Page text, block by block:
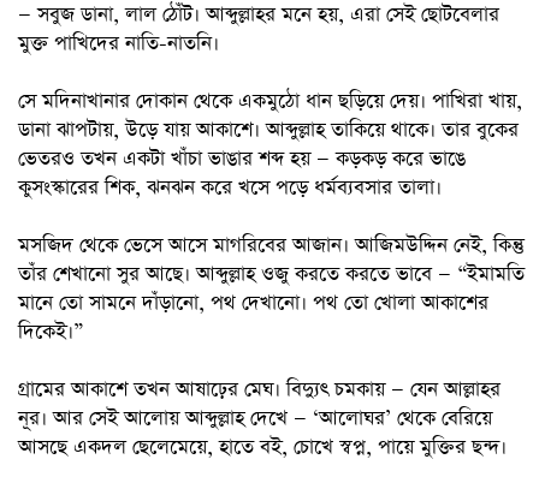
— সবুজ ডানা, লাল ঠোঁট। আব্দুল্লাহর মনে হয়, এরা সেই ছোটবেলার
মুক্ত পাখিদের নাতি-নাতনি।
সে মদিনাখানার দোকান থেকে একমুঠো ধান ছড়িয়ে দেয়। পাখিরা খায়,
ডানা ঝাপটায়, উড়ে যায় আকাশে। আব্দুল্লাহ তাকিয়ে থাকে। তার বুকের
ভেতরও তখন একটা খাঁচা ভাঙার শব্দ হয় — কড়কড় করে ভাঙে
কুসংস্কারের শিক, ঝনঝন করে খসে পড়ে ধর্মব্যবসার তালা।
মসজিদ থেকে ভেসে আসে মাগরিবের আজান। আজিমউদ্দিন নেই, কিন্তু
তাঁর শেখানো সুর আছে। আব্দুল্লাহ ওজু করতে করতে ভাবে — “ইমামতি
মানে তো সামনে দাঁড়ানো, পথ দেখানো। পথ তো খোলা আকাশের
দিকেই।”
গ্রামের আকাশে তখন আষাঢ়ের মেঘ। বিদ্যুৎ চমকায় — যেন আল্লাহর
নূর। আর সেই আলোয় আব্দুল্লাহ দেখে — ‘আলোঘর’ থেকে বেরিয়ে
আসছে একদল ছেলেমেয়ে, হাতে বই, চোখে স্বপ্ন, পায়ে মুক্তির ছন্দ।